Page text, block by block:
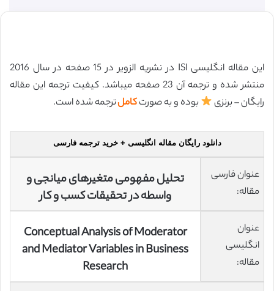
این مقاله انگلیسی ISI در نشریه الزویر در 15 صفحه در سال 2016
منتشر شده و ترجمه آن 23 صفحه میباشد. کیفیت ترجمه این مقاله
رایگان – برنزی
بوده و به صورتکاملترجمه شده است.
دانلود رایگان مقاله انگلیسی + خرید ترجمه فارسی
عنوان فارسی
مقاله:
تحلیل مفهومی متغیرهای میانجی و
واسطه در تحقیقات کسب و کار
عنوان
انگلیسی
مقاله:
Conceptual Analysis of Moderator
and Mediator Variables in Business
Research